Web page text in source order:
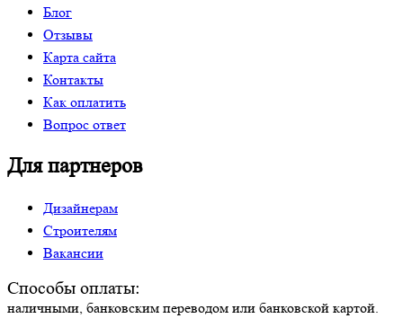
Блог
Отзывы
Карта сайта
Контакты
Как оплатить
Вопрос ответ
Для партнеров
Дизайнерам
Строителям
Вакансии
Способы оплаты:
наличными, банковским переводом или банковской картой.